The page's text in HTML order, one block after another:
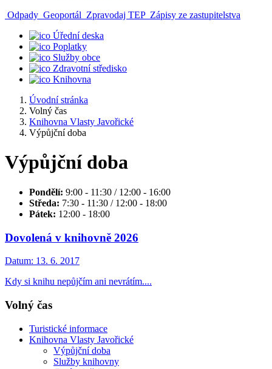
Odpady Geoportál Zpravodaj TEP Zápisy ze zastupitelstva
Úřední deska
Poplatky
Služby obce
Zdravotní středisko
Knihovna
Úvodní stránka
Volný čas
Knihovna Vlasty Javořické
Výpůjční doba
Výpůjční doba
Pondělí: 9:00 - 11:30 / 12:00 - 16:00
Středa: 7:30 - 11:30 / 12:00 - 18:00
Pátek: 12:00 - 18:00
Dovolená v knihovně 2026
Datum: 13. 6. 2017
Kdy si knihu nepůjčím ani nevrátím....
Volný čas
Turistické informace
Knihovna Vlasty Javořické
Výpůjční doba
Služby knihovny